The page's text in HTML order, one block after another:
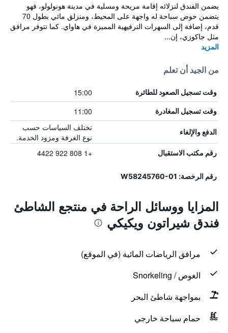
يضمن الفندق لنزلائه إقامة مريحة ومسلية في مدينة هونولولو، فهو
يتضمن حوض سباحة له واجهة على المحيط، ومنزلق مائي بطول 70
قدم، إضافة إلى السهرات الترفيهية المميزة في هاواي. كما تتوفر مرافق
مثل جاكوزي، إن...
المزيد
من الجيد أن تعلم
وقت تسجيل الصعود للطائرة 15:00
وقت تسجيل المغادرة 11:00
الدفع والإلغاء
تختلف السياسات حسب
نوع الغرفة ومزود الخدمة.
رقم مكتب الاستقبال +1 808 922 4422
رقم الرخصة: W58245760-01
المزايا ووسائل الراحة في منتجع الشاطئ
فندق شيراتون ويكيكي
مرافق الرياضات المائية (في الموقع)
الغوص / Snorkeling
بمواجهة شاطئ البحر
حمام سباحة خارجي